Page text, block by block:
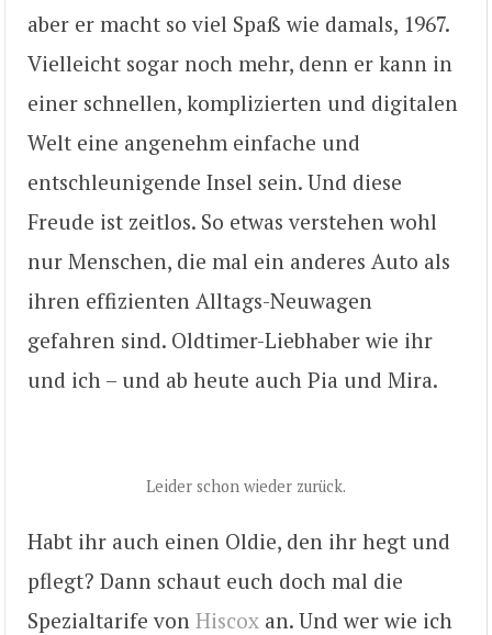
aber er macht so viel Spaß wie damals, 1967.
Vielleicht sogar noch mehr, denn er kann in
einer schnellen, komplizierten und digitalen
Welt eine angenehm einfache und
entschleunigende Insel sein. Und diese
Freude ist zeitlos. So etwas verstehen wohl
nur Menschen, die mal ein anderes Auto als
ihren effizienten Alltags-Neuwagen
gefahren sind. Oldtimer-Liebhaber wie ihr
und ich – und ab heute auch Pia und Mira.
Leider schon wieder zurück.
Habt ihr auch einen Oldie, den ihr hegt und
pflegt? Dann schaut euch doch mal die
Spezialtarife von Hiscox an. Und wer wie ich